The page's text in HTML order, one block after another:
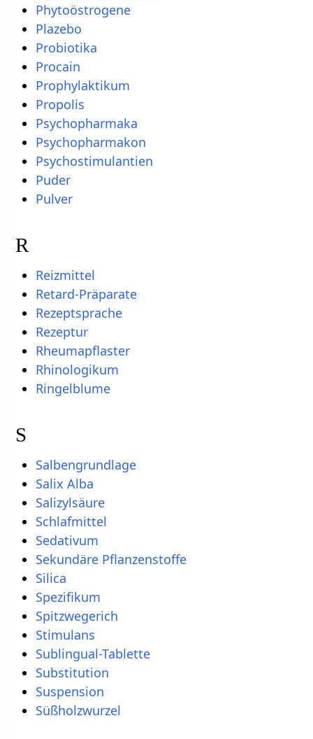
Phytoöstrogene
Plazebo
Probiotika
Procain
Prophylaktikum
Propolis
Psychopharmaka
Psychopharmakon
Psychostimulantien
Puder
Pulver
R
Reizmittel
Retard-Präparate
Rezeptsprache
Rezeptur
Rheumapflaster
Rhinologikum
Ringelblume
S
Salbengrundlage
Salix Alba
Salizylsäure
Schlafmittel
Sedativum
Sekundäre Pflanzenstoffe
Silica
Spezifikum
Spitzwegerich
Stimulans
Sublingual-Tablette
Substitution
Suspension
Süßholzwurzel